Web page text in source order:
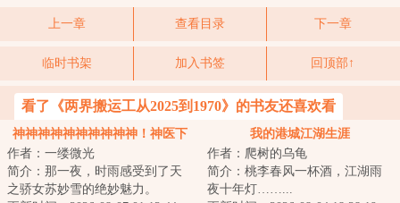
上一章 查看目录 下一章
临时书架 加入书签 回顶部↑
看了《两界搬运工从2025到1970》的书友还喜欢看
神神神神神神神神神神！神医下
山！
作者：一缕微光
简介：那一夜，时雨感受到了天
之骄女苏妙雪的绝妙魅力。
我的港城江湖生涯
作者：爬树的乌龟
简介：桃李春风一杯酒，江湖雨
夜十年灯……...